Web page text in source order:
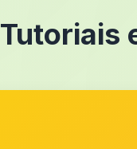
Tutoriais